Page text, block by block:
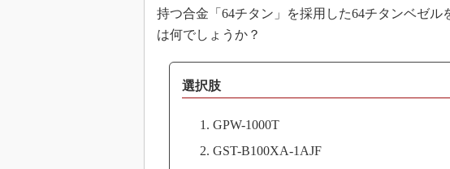
持つ合金「64チタン」を採用した64チタンベゼ
は何でしょうか？
選択肢
GPW-1000T
GST-B100XA-1AJF